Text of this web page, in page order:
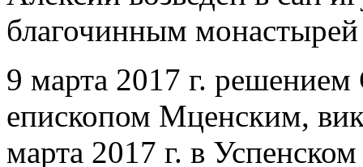
благочинным
9 марта 2017 г.
епископом Мценским,
марта 2017 г. в